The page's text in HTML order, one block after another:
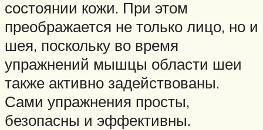
состоянии кожи. При этом
преображается не только лицо, но и
шея, поскольку во время
упражнений мышцы области шеи
также активно задействованы.
Сами упражнения просты,
безопасны и эффективны.